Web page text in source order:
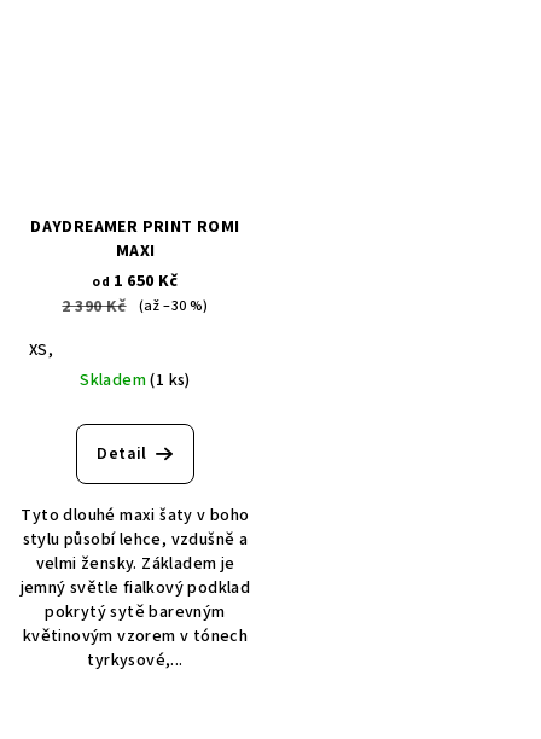
DAYDREAMER PRINT ROMI
MAXI
od 1 650 Kč
2 390 Kč
(až –30 %)
XS,
Skladem(1 ks)
Detail
Tyto dlouhé maxi šaty v boho
stylu působí lehce, vzdušně a
velmi žensky. Základem je
jemný světle fialkový podklad
pokrytý sytě barevným
květinovým vzorem v tónech
tyrkysové,...